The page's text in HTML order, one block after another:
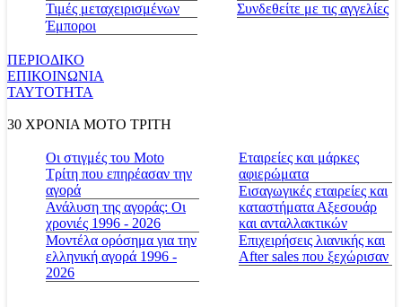
Τιμές μεταχειρισμένων
Έμποροι
Συνδεθείτε με τις αγγελίες
ΠΕΡΙΟΔΙΚΟ
ΕΠΙΚΟΙΝΩΝΙΑ
ΤΑΥΤΟΤΗΤΑ
30 ΧΡΟΝΙΑ MOTO ΤΡΙΤΗ
Οι στιγμές του Moto
Τρίτη που επηρέασαν την
αγορά
Ανάλυση της αγοράς: Οι
χρονιές 1996 - 2026
Μοντέλα ορόσημα για την
ελληνική αγορά 1996 -
2026
Εταιρείες και μάρκες
αφιερώματα
Εισαγωγικές εταιρείες και
καταστήματα Αξεσουάρ
και ανταλλακτικών
Επιχειρήσεις λιανικής και
After sales που ξεχώρισαν